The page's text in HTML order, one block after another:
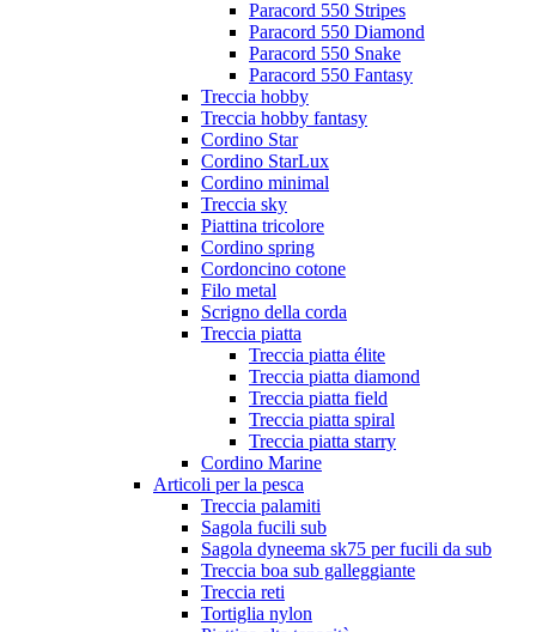
Paracord 550 Stripes
Paracord 550 Diamond
Paracord 550 Snake
Paracord 550 Fantasy
Treccia hobby
Treccia hobby fantasy
Cordino Star
Cordino StarLux
Cordino minimal
Treccia sky
Piattina tricolore
Cordino spring
Cordoncino cotone
Filo metal
Scrigno della corda
Treccia piatta
Treccia piatta élite
Treccia piatta diamond
Treccia piatta field
Treccia piatta spiral
Treccia piatta starry
Cordino Marine
Articoli per la pesca
Treccia palamiti
Sagola fucili sub
Sagola dyneema sk75 per fucili da sub
Treccia boa sub galleggiante
Treccia reti
Tortiglia nylon